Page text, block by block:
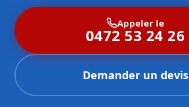
Appeler le
0472 53 24 26
Demander un devis